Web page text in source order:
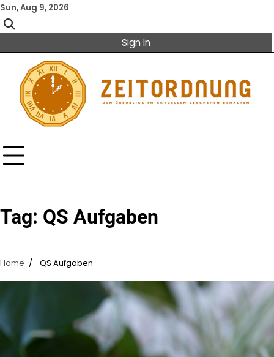
Skip
to
content
Sun, Aug 9, 2026
Sign In
Tag: QS Aufgaben
Home QS Aufgaben